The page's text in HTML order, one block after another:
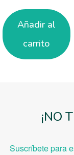
Añadir al
carrito
¡NO
Suscríbete para